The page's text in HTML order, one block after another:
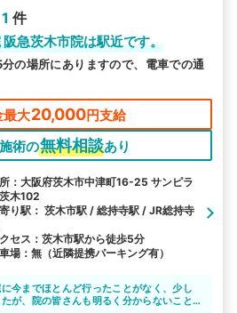
1 件
急茨木市院は駅近です。
の場所にありますので、電車での通
最大20,000円支給
術の無料相談あり
：大阪府茨木市中津町16-25 サンピラ
木102
り駅： 茨木市駅 / 総持寺駅 / JR総持寺
セス：茨木市駅から徒歩5分
場：無（近隣提携パーキング有）
今までほとんど行ったことがなく、少し
が、院の皆さんも明るく分からないこと